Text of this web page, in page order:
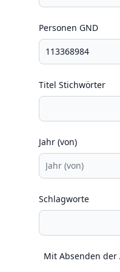
Personen GND
Titel Stichwörter
Jahr (von)
Schlagworte
Mit Absenden